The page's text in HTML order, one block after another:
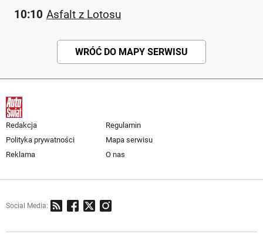
10:10 Asfalt z Lotosu
WRÓĆ DO MAPY SERWISU
Redakcja
Regulamin
Polityka prywatności
Mapa serwisu
Reklama
O nas
Social Media: